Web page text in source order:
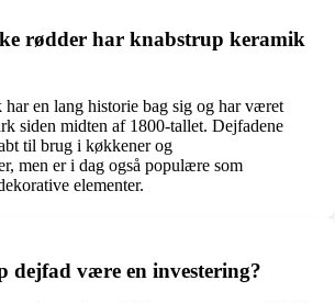
rødder har knabstrup keramik
en lang historie bag sig og har været
siden midten af 1800-tallet. Dejfadene
til brug i køkkener og
men er i dag også populære som
elementer.
dejfad være en investering?